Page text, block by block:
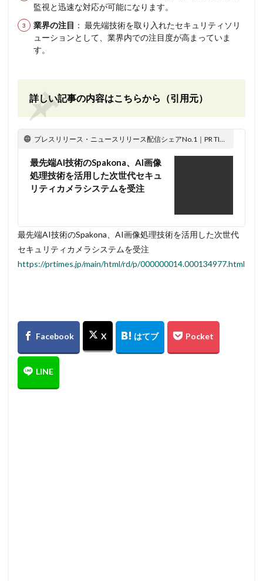
監視と迅速な対応が可能になります。
業界の注目 ： 最先端技術を取り入れたセキュリティソリ
ューションとして、業界内での注目度が高まっていま
す。
詳しい記事の内容はこちらから（引用元）
プレスリリース・ニュースリリース配信シェアNo.1｜PR TIMES
最先端AI技術のSpakona、AI画像
処理技術を活用した次世代セキュ
リティカメラシステムを受注
最先端AI技術のSpakona、AI画像処理技術を活用した次世代
セキュリティカメラシステムを受注
https://prtimes.jp/main/html/rd/p/000000014.000134977.html